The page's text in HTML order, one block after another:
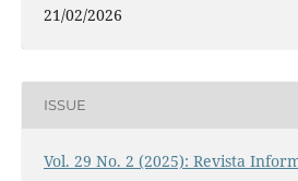
21/02/2026
ISSUE
Vol. 29 No. 2 (2025): Revista